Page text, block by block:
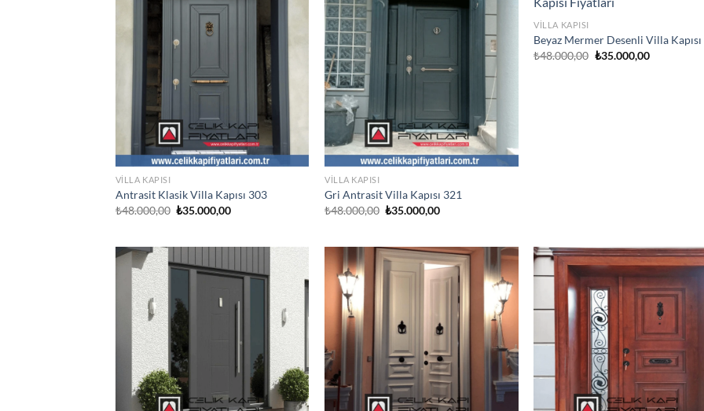
VILLA KAPISI
Antrasit Klasik Villa Kapısı 303
₺48.000,00 Orijinal
₺35.000,00Şu
VILLA KAPISI
Gri Antrasit Villa Kapısı 321
₺48.000,00 Orijinal
₺35.000,00Şu
VILLA KAPISI
Beyaz Mermer Desenli Villa
₺48.000,00 Orijinal
₺35.000,00Şu